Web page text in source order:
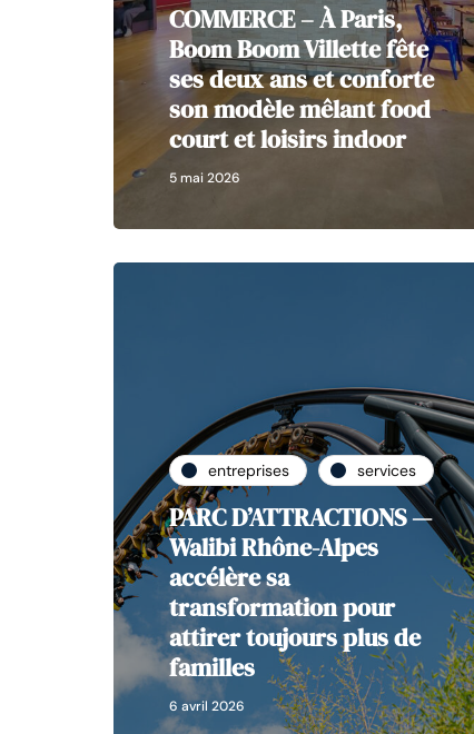
COMMERCE – À Paris,
Boom Boom Villette fête
ses deux ans et conforte
son modèle mêlant food
court et loisirs indoor
5 mai 2026
entreprises services
PARC D’ATTRACTIONS —
Walibi Rhône-Alpes
accélère sa
transformation pour
attirer toujours plus de
familles
6 avril 2026